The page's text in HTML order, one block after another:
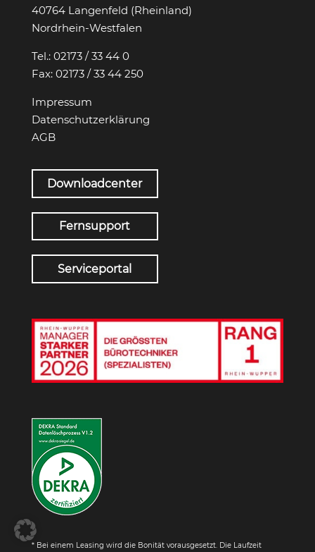
40764 Langenfeld (Rheinland)
Nordrhein-Westfalen
Tel.: 02173 / 33 44 0
Fax: 02173 / 33 44 250
Impressum
Datenschutzerklärung
AGB
Downloadcenter
Fernsupport
Serviceportal
* Bei einem Leasing wird die Bonität vorausgesetzt. Die Laufzeit